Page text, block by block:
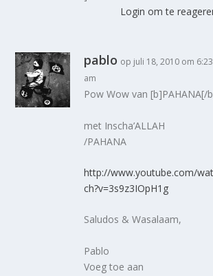
Login om te
pablo op juli 18, 2010 om 6:23
am
Pow Wow van [b]PAHANA[/
met Inscha’ALLAH
/PAHANA
http://www.youtube.com/wat
ch?v=3s9z3IOpH1g
Saludos & Wasalaam,
Pablo
Voeg toe aan